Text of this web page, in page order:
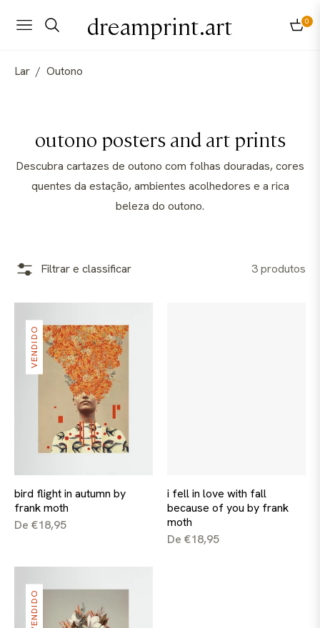
Navigation dreamprint.art 0
Lar / Outono
Coleção:
outono posters and art prints
Descubra cartazes de outono com folhas douradas, cores
quentes da estação, ambientes acolhedores e a rica
beleza do outono.
Filtrar e classificar 3 produtos
VENDIDO
bird flight in autumn by
frank moth
De €18,95
i fell in love with fall
because of you by frank
moth
De €18,95
VENDIDO